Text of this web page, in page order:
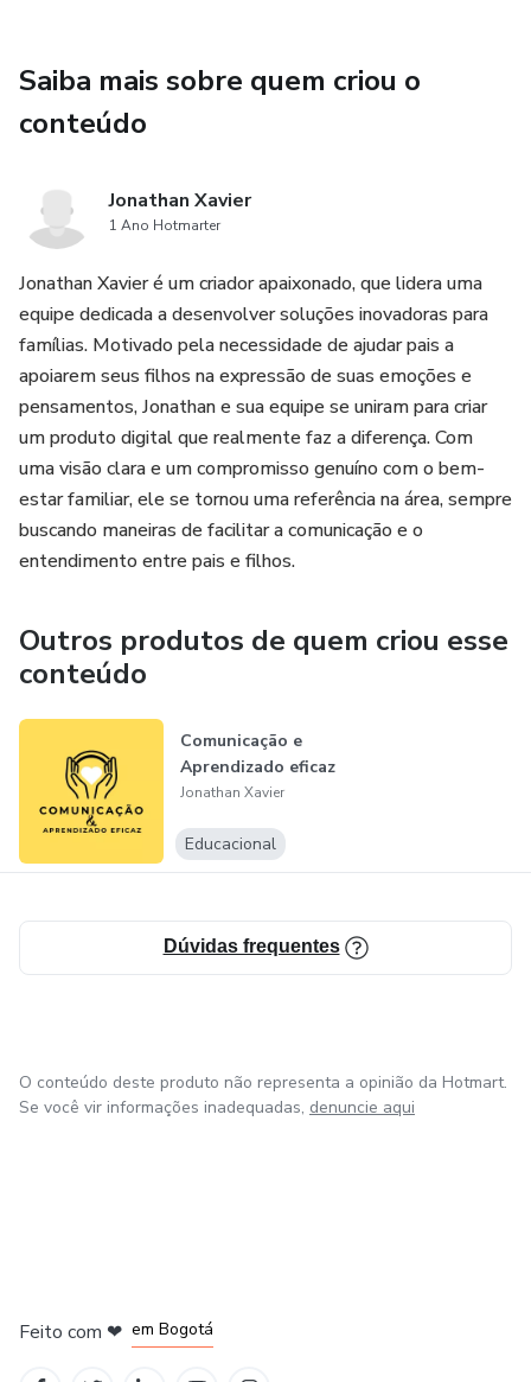
Saiba mais sobre quem criou o
conteúdo
Jonathan Xavier
1 Ano Hotmarter
Jonathan Xavier é um criador apaixonado, que lidera uma
equipe dedicada a desenvolver soluções inovadoras para
famílias. Motivado pela necessidade de ajudar pais a
apoiarem seus filhos na expressão de suas emoções e
pensamentos, Jonathan e sua equipe se uniram para criar
um produto digital que realmente faz a diferença. Com
uma visão clara e um compromisso genuíno com o bem-
estar familiar, ele se tornou uma referência na área, sempre
buscando maneiras de facilitar a comunicação e o
entendimento entre pais e filhos.
Outros produtos de quem criou esse
conteúdo
Comunicação e
Aprendizado eficaz
Jonathan Xavier
Educacional
Dúvidas frequentes
O conteúdo deste produto não representa a opinião da Hotmart.
Se você vir informações inadequadas, denuncie aqui
Feito com ❤ em Bogotá